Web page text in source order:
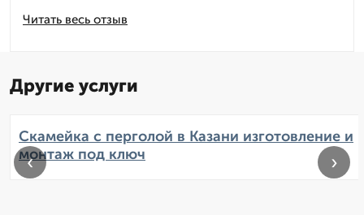
Читать весь отзыв
Другие услуги
Скамейка с перголой в Казани изготовление и
монтаж под ключ
‹ ›